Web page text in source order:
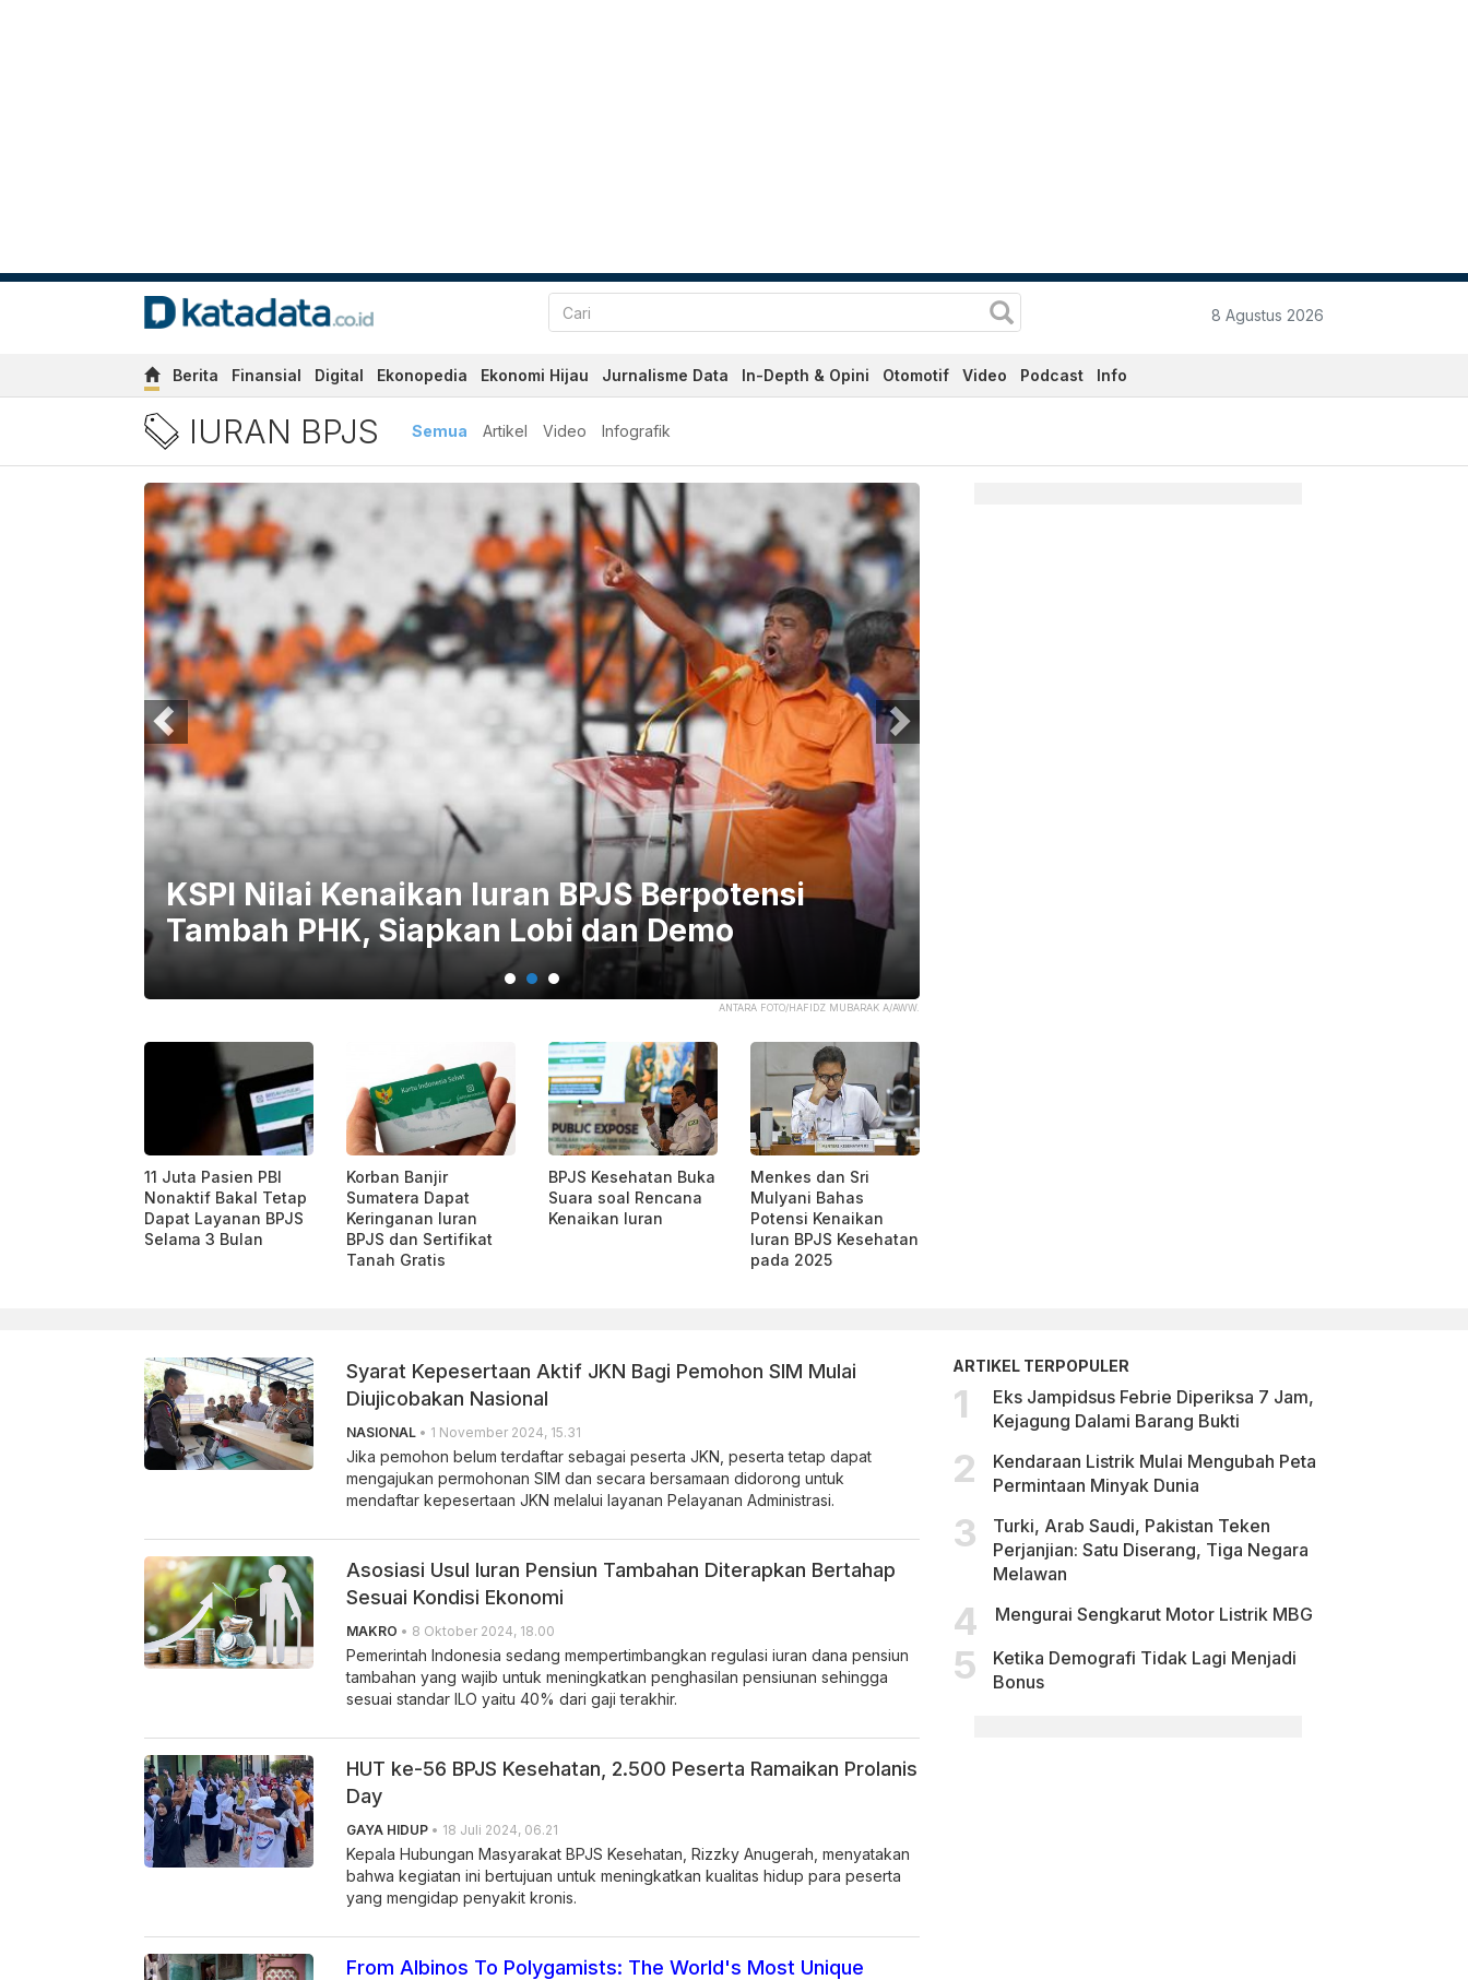
8 Agustus 2026
Berita Finansial Digital Ekonopedia Ekonomi Hijau Jurnalisme Data In-Depth & Opini Otomotif Video Podcast Info
Berita Iuran BPJS Terbaru dan Terkini Hari Ini - Katadata.co.id
IURAN BPJS Semua Artikel Video Infografik
BPJS KESEHATAN
Pemerintah Aktifkan Lagi Sementara 11 Juta
Peserta PBI BPJS, Biayanya Rp 1,4 T
11 Juta Pasien PBI
Nonaktif Bakal Tetap
Dapat Layanan BPJS
Selama 3 Bulan
Korban Banjir
Sumatera Dapat
Keringanan Iuran
BPJS dan Sertifikat
Tanah Gratis
BPJS Kesehatan Buka
Suara soal Rencana
Kenaikan Iuran
Menkes dan Sri
Mulyani Bahas
Potensi Kenaikan
Iuran BPJS Kesehatan
pada 2025
Syarat Kepesertaan Aktif JKN Bagi Pemohon SIM Mulai
Diujicobakan Nasional
NASIONAL • 1 November 2024, 15.31
Jika pemohon belum terdaftar sebagai peserta JKN, peserta tetap dapat
mengajukan permohonan SIM dan secara bersamaan didorong untuk
mendaftar kepesertaan JKN melalui layanan Pelayanan Administrasi.
Asosiasi Usul Iuran Pensiun Tambahan Diterapkan Bertahap
Sesuai Kondisi Ekonomi
MAKRO • 8 Oktober 2024, 18.00
Pemerintah Indonesia sedang mempertimbangkan regulasi iuran dana pensiun
tambahan yang wajib untuk meningkatkan penghasilan pensiunan sehingga
sesuai standar ILO yaitu 40% dari gaji terakhir.
HUT ke-56 BPJS Kesehatan, 2.500 Peserta Ramaikan Prolanis
Day
GAYA HIDUP • 18 Juli 2024, 06.21
Kepala Hubungan Masyarakat BPJS Kesehatan, Rizzky Anugerah, menyatakan
bahwa kegiatan ini bertujuan untuk meningkatkan kualitas hidup para peserta
yang mengidap penyakit kronis.
From Albinos To Polygamists: The World's Most Unique
ARTIKEL TERPOPULER
Eks Jampidsus Febrie Diperiksa 7 Jam,
Kejagung Dalami Barang Bukti
Kendaraan Listrik Mulai Mengubah Peta
Permintaan Minyak Dunia
Turki, Arab Saudi, Pakistan Teken
Perjanjian: Satu Diserang, Tiga Negara
Melawan
Mengurai Sengkarut Motor Listrik MBG
Ketika Demografi Tidak Lagi Menjadi
Bonus